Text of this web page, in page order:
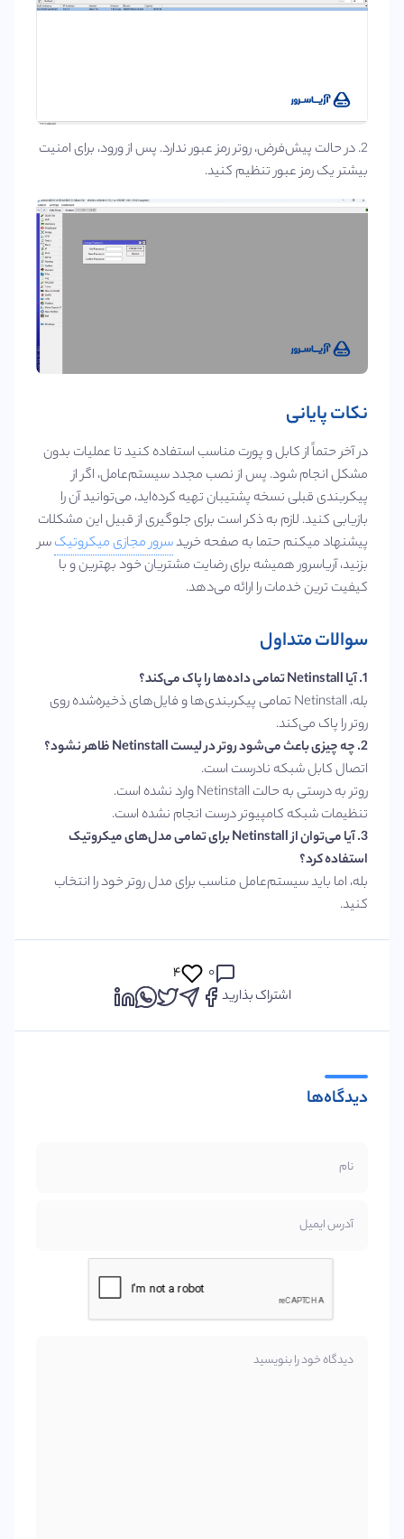
2. در حالت پیش‌فرض، روتر رمز عبور ندارد. پس از ورود، برای امنیت
بیشتر یک رمز عبور تنظیم کنید.
نکات پایانی
در آخر حتماً از کابل و پورت مناسب استفاده کنید تا عملیات بدون
مشکل انجام شود. پس از نصب مجدد سیستم‌عامل، اگر از
پیکربندی قبلی نسخه پشتیبان تهیه کرده‌اید، می‌توانید آن را
بازیابی کنید. لازم به ذکر است برای جلوگیری از قبیل این مشکلات
پیشنهاد میکنم حتما به صفحه خریدسرور مجازی میکروتیکسر
بزنید، آریاسرور همیشه برای رضایت مشتریان خود بهترین و با
کیفیت ترین خدمات را ارائه می‌دهد.
سوالات متداول
1. آیا Netinstall تمامی داده‌ها را پاک می‌کند؟
بله، Netinstall تمامی پیکربندی‌ها و فایل‌های ذخیره‌شده روی
روتر را پاک می‌کند.
2. چه چیزی باعث می‌شود روتر در لیست Netinstall ظاهر نشود؟
اتصال کابل شبکه نادرست است.
روتر به درستی به حالت Netinstall وارد نشده است.
تنظیمات شبکه کامپیوتر درست انجام نشده است.
3. آیا می‌توان از Netinstall برای تمامی مدل‌های میکروتیک
استفاده کرد؟
بله، اما باید سیستم‌عامل مناسب برای مدل روتر خود را انتخاب
کنید.
۰
۴
اشتراک بذارید
دیدگاه‌ها
نام
آدرس ایمیل
دیدگاه خود را بنویسید